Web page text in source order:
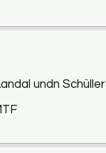
undn Schüller